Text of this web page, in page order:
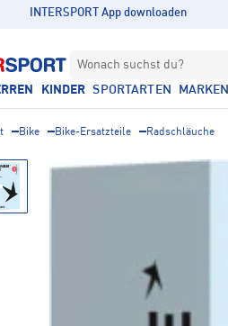
INTERSPORT App downloaden
Wonach suchst du?
KINDER SPORTARTEN MARKEN
Bike Bike-Ersatzteile Radschläuche